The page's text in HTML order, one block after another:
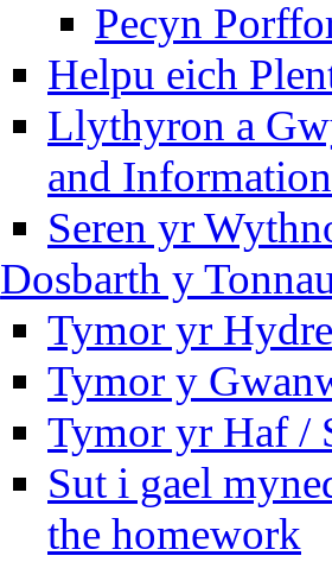
Pecyn
Helpu eich
Llythyron a
and Information
Seren yr
Dosbarth y
Tymor yr
Tymor y
Tymor yr Haf /
Sut i gael
the homework